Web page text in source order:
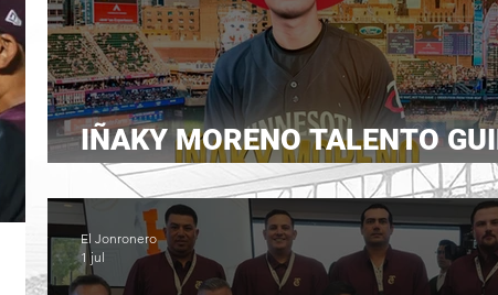
IÑAKY MORENO TALENTO
LLEGA A FILIS
El Jonronero
1 jul